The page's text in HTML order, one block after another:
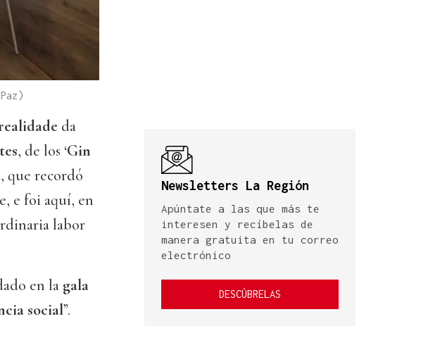
da
, de los ‘Gin
que recordó
e foi aquí, en
labor
en la gala
social”.
Newsletters La Región
Apúntate a las que más te
interesen y recíbelas de
manera gratuita en tu correo
electrónico
DESCÚBRELAS